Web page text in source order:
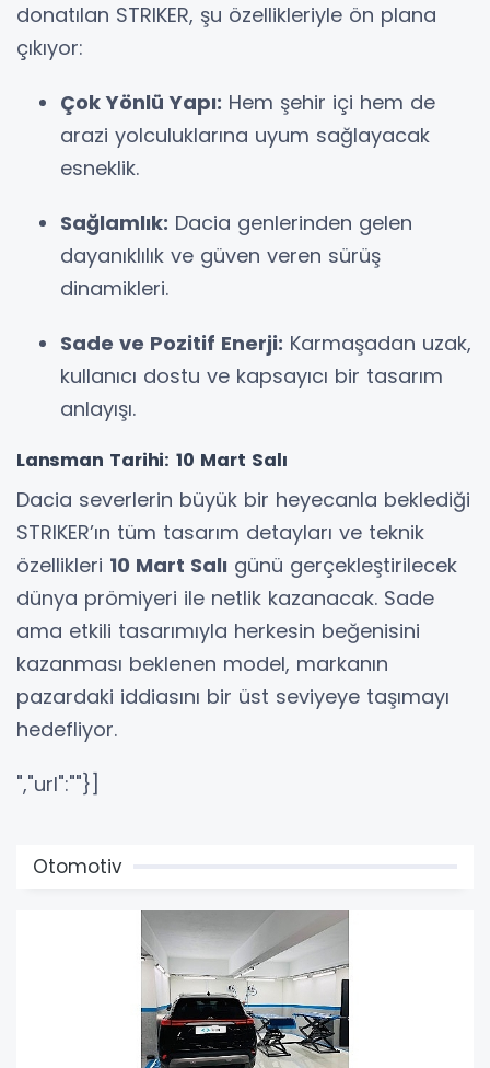
donatılan STRIKER, şu özellikleriyle ön plana
çıkıyor:
Çok Yönlü Yapı: Hem şehir içi hem de
arazi yolculuklarına uyum sağlayacak
esneklik.
Sağlamlık: Dacia genlerinden gelen
dayanıklılık ve güven veren sürüş
dinamikleri.
Sade ve Pozitif Enerji: Karmaşadan uzak,
kullanıcı dostu ve kapsayıcı bir tasarım
anlayışı.
Lansman Tarihi: 10 Mart Salı
Dacia severlerin büyük bir heyecanla beklediği
STRIKER’ın tüm tasarım detayları ve teknik
özellikleri 10 Mart Salı günü gerçekleştirilecek
dünya prömiyeri ile netlik kazanacak. Sade
ama etkili tasarımıyla herkesin beğenisini
kazanması beklenen model, markanın
pazardaki iddiasını bir üst seviyeye taşımayı
hedefliyor.
","url":""}]
Otomotiv